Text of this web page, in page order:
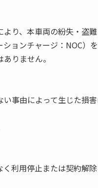
り、本車両の紛失・盗
ョンチャージ：NOC）を
りません。
事由によって生じた損
利用停止または契約解